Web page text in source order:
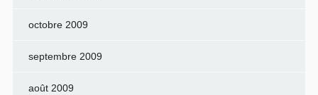
octobre 2009
septembre 2009
août 2009